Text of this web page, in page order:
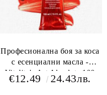
Професионална боя за коса
с есенциални масла -
Vitality's Art Absolute 100
мл+150 мл оксидант
€12.49 24.43лв.